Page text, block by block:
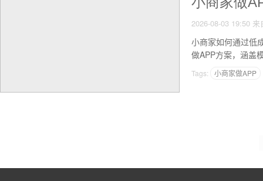
2026-08-03 19:50 来
小商家如何通过低
做APP方案，涵盖
Tags: 小商家做APP